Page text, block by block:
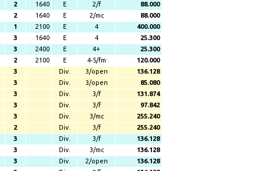
2 1640 E 2/f
88.000
2 1640 E 2/mc
88.000
1 2100 E 4
400.000
3 1640 E 4
25.300
3 2400 E 4+
25.300
2 2100 E 4-5/fm
120.000
3 Div. 3/open
136.128
3 Div. 3/open
85.080
3 Div. 3/f
131.874
3 Div. 3/f
97.842
3 Div. 3/mc
255.240
2 Div. 3/f
255.240
3 Div. 3/f
136.128
3 Div. 3/mc
136.128
3 Div. 2/open
136.128